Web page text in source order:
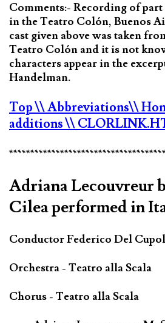
Comments:- Recording of
in the Teatro Colón, Buenos
cast given above was taken
Teatro Colón and it is not
characters appear in the
Handelman.
Top\\ Abbreviations\\
additions\\
Adriana Lecouvreur
Cilea performed in
Conductor Federico Del
Orchestra - Teatro alla Scala
Chorus - Teatro alla Scala